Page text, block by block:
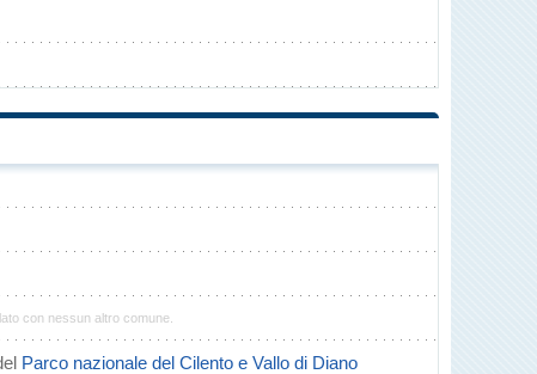
con nessun altro comune.
Parco nazionale del Cilento e Vallo di Diano